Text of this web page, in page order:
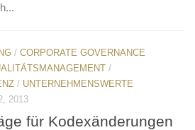
/ CORPORATE GOVERNANCE
/
/ UNTERNEHMENSWERTE
2013
für Kodexänderungen